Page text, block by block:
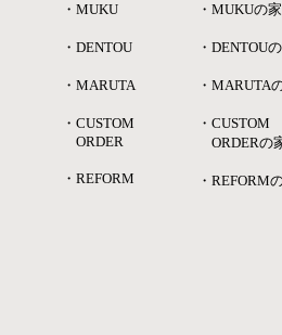
・MUKU
・DENTOU
・MARUTA
・CUSTOM
ORDER
・REFORM
・MUKUの
・DENTOU
・MARUTA
・CUSTOM
ORDERの
・REFORM